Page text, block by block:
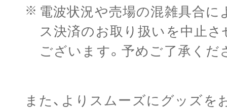
電波状況や売場の混雑具合に
ス決済のお取り扱いを中止
ございます。予めご了承くだ
また、よりスムーズにグッズ